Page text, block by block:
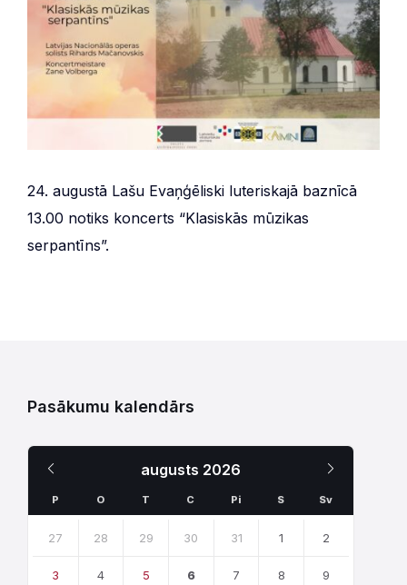
24. augustā Lašu Evaņģēliski luteriskajā baznīcā
13.00 notiks koncerts “Klasiskās mūzikas
serpantīns”.
Pasākumu kalendārs
augusts 2026
Mēnesis
P O T C Pi S Sv
calendar
27 28 29 30 31 1 2
3 4 5 6 7 8 9